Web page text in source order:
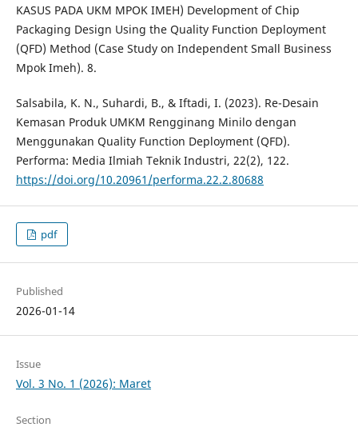
KASUS PADA UKM MPOK IMEH) Development of Chip
Packaging Design Using the Quality Function Deployment
(QFD) Method (Case Study on Independent Small Business
Mpok Imeh). 8.
Salsabila, K. N., Suhardi, B., & Iftadi, I. (2023). Re-Desain
Kemasan Produk UMKM Rengginang Minilo dengan
Menggunakan Quality Function Deployment (QFD).
Performa: Media Ilmiah Teknik Industri, 22(2), 122.
https://doi.org/10.20961/performa.22.2.80688
pdf
Published
2026-01-14
Issue
Vol. 3 No. 1 (2026): Maret
Section